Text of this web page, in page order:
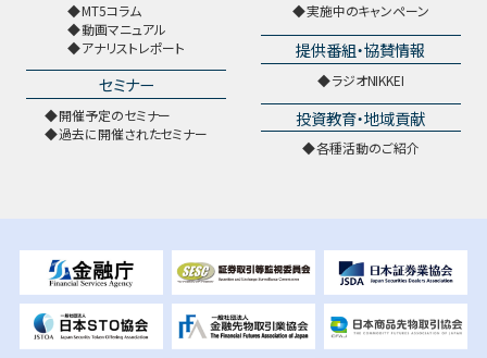
MT5コラム
動画マニュアル
アナリストレポート
セミナー
開催予定のセミナー
過去に開催されたセミナー
実施中のキャンペーン
提供番組・協賛情報
ラジオNIKKEI
投資教育・地域貢献
各種活動のご紹介